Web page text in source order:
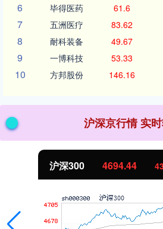
6 毕得医药 61.6
7 五洲医疗 83.62
8 耐科装备 49.67
9 一博科技 53.33
10 方邦股份 146.16
沪深京行情 实
北证50 1134.24